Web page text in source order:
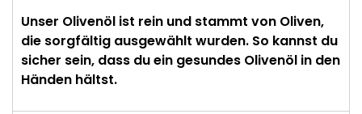
Unser Olivenöl ist rein und stammt von Oliven,
die sorgfältig ausgewählt wurden. So kannst du
sicher sein, dass du ein gesundes Olivenöl in den
Händen hältst.